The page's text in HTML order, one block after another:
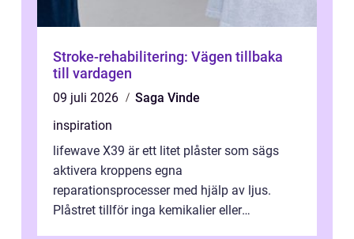
Stroke-rehabilitering: Vägen tillbaka
till vardagen
09 juli 2026
Saga Vinde
inspiration
lifewave X39 är ett litet plåster som sägs
aktivera kroppens egna
reparationsprocesser med hjälp av ljus.
Plåstret tillför inga kemikalier eller